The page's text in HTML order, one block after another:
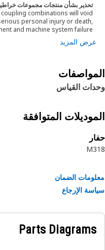
تحذير بشأن منتجات مجموعات خراطيم CatΠ
coupling combinations will void
serious personal injury or death,
and machine system failure.
عرض المزيد
القياس
المتوافقة
الضمان
الإرجاع
Parts Diagrams